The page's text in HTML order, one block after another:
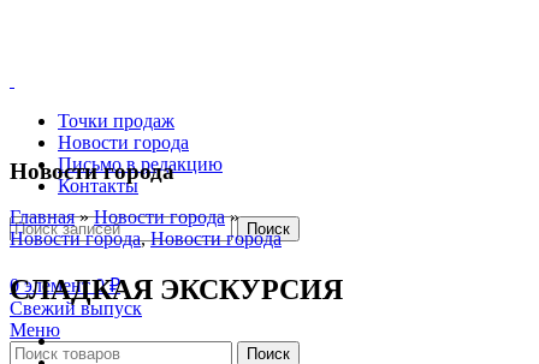
Точки продаж
Новости города
Письмо в редакцию
Контакты
Поиск
0элемент 0₽
Свежий выпуск
Меню
Поиск
Новости города
Главная»Новости города»
Новости города,Новости города
СЛАДКАЯ ЭКСКУРСИЯ